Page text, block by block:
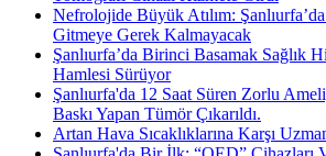
Nefrolojide Büyük Atılım:
Gitmeye Gerek Kalmayacak
Şanlıurfa’da Birinci Basamak Sağlık
Hamlesi Sürüyor
Şanlıurfa'da 12 Saat Süren Zorlu
Baskı Yapan Tümör Çıkarıldı.
Artan Hava Sıcaklıklarına Karşı